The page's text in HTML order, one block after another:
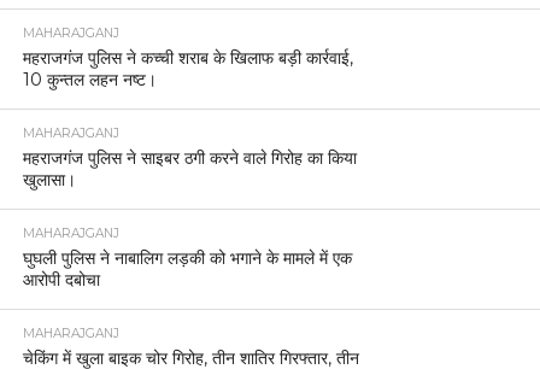
MAHARAJGANJ
महराजगंज पुलिस ने कच्ची शराब के खिलाफ बड़ी कार्रवाई,
10 कुन्तल लहन नष्ट।
MAHARAJGANJ
महराजगंज पुलिस ने साइबर ठगी करने वाले गिरोह का किया
खुलासा।
MAHARAJGANJ
घुघली पुलिस ने नाबालिग लड़की को भगाने के मामले में एक
आरोपी दबोचा
MAHARAJGANJ
चेकिंग में खुला बाइक चोर गिरोह, तीन शातिर गिरफ्तार, तीन